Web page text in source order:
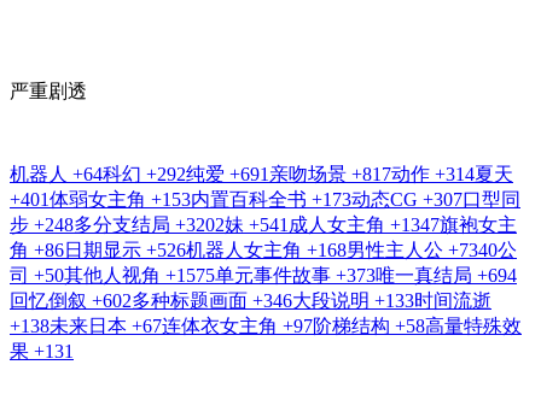
严重剧透
机器人 +64科幻 +292纯爱 +691 亲吻场景 +817动作 +314夏天
+401体弱女主角 +153内置百科全书 +173动态CG +307口型同
步 +248多分支结局 +3202妹 +541 成人女主角 +1347旗袍女主
角 +86日期显示 +526机器人女主角 +168男性主人公 +7340公
司 +50其他人视角 +1575单元事件故事 +373唯一真结局 +694
回忆倒叙 +602多种标题画面 +346大段说明 +133时间流逝
+138未来日本 +67连体衣女主角 +97阶梯结构 +58高量特殊效
果 +131